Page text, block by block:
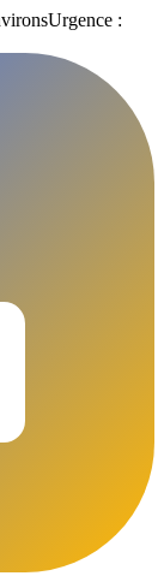
Urgence :